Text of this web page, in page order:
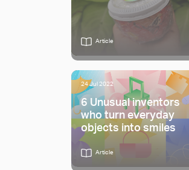
Article
24 Jul 2022
6 Unusual inventors
who turn everyday
objects into smiles
Article